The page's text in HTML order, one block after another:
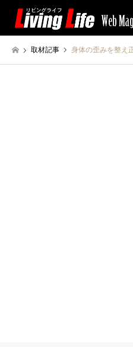
取材記事 身体の歪みを整え